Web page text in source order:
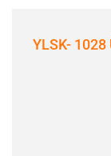
YLSK- 1028